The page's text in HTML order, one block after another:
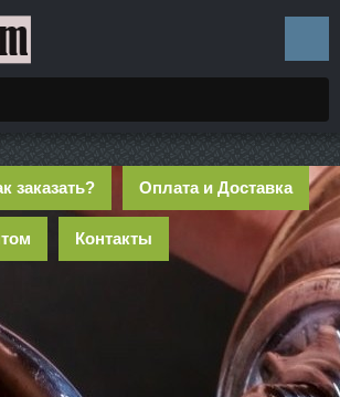
заказать? Оплата и Доставка
Контакты